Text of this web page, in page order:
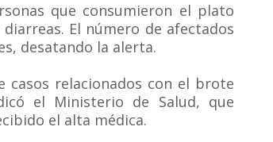
que consumieron el plato
El número de afectados
desatando la alerta.
casos relacionados con el brote
el Ministerio de Salud, que
el alta médica.